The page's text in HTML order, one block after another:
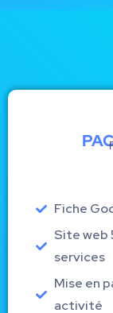
Fiche
Site web
services
Mise en
activité